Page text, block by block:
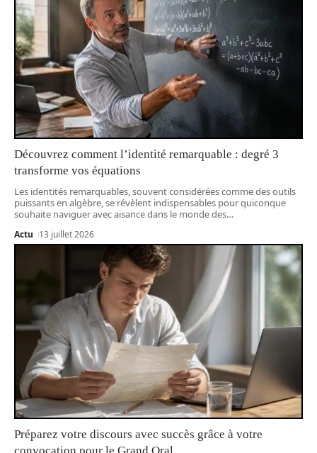
Découvrez comment l’identité remarquable : degré 3
transforme vos équations
Les identités remarquables, souvent considérées comme des outils
puissants en algèbre, se révèlent indispensables pour quiconque
souhaite naviguer avec aisance dans le monde des…
Actu 13 juillet 2026
Préparez votre discours avec succès grâce à votre